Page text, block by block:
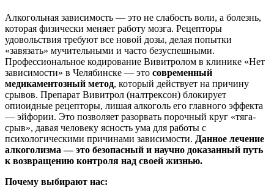
Алкогольная зависимость — это не слабость воли, а болезнь,
которая физически меняет работу мозга. Рецепторы
удовольствия требуют все новой дозы, делая попытки
«завязать» мучительными и часто безуспешными.
Профессиональное кодирование Вивитролом в клинике «Нет
зависимости» в Челябинске — это современный
медикаментозный метод, который действует на причину
срывов. Препарат Вивитрол (налтрексон) блокирует
опиоидные рецепторы, лишая алкоголь его главного эффекта
— эйфории. Это позволяет разорвать порочный круг «тяга-
срыв», давая человеку ясность ума для работы с
психологическими причинами зависимости. Данное лечение
алкоголизма — это безопасный и научно доказанный путь
к возвращению контроля над своей жизнью.
Почему выбирают нас: